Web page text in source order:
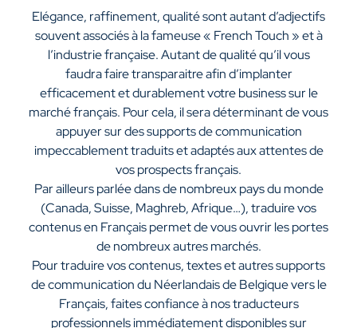
Elégance, raffinement, qualité sont autant d’adjectifs
souvent associés à la fameuse « French Touch » et à
l’industrie française. Autant de qualité qu’il vous
faudra faire transparaitre afin d’implanter
efficacement et durablement votre business sur le
marché français. Pour cela, il sera déterminant de vous
appuyer sur des supports de communication
impeccablement traduits et adaptés aux attentes de
vos prospects français.
Par ailleurs parlée dans de nombreux pays du monde
(Canada, Suisse, Maghreb, Afrique…), traduire vos
contenus en Français permet de vous ouvrir les portes
de nombreux autres marchés.
Pour traduire vos contenus, textes et autres supports
de communication du Néerlandais de Belgique vers le
Français, faites confiance à nos traducteurs
professionnels immédiatement disponibles sur